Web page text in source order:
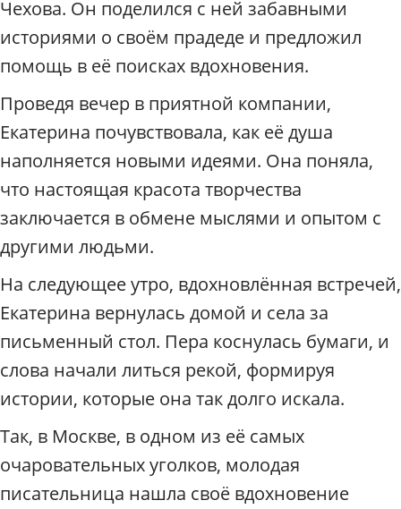
Чехова. Он поделился с ней забавными
историями о своём прадеде и предложил
помощь в её поисках вдохновения.
Проведя вечер в приятной компании,
Екатерина почувствовала, как её душа
наполняется новыми идеями. Она поняла,
что настоящая красота творчества
заключается в обмене мыслями и опытом с
другими людьми.
На следующее утро, вдохновлённая встречей,
Екатерина вернулась домой и села за
письменный стол. Пера коснулась бумаги, и
слова начали литься рекой, формируя
истории, которые она так долго искала.
Так, в Москве, в одном из её самых
очаровательных уголков, молодая
писательница нашла своё вдохновение